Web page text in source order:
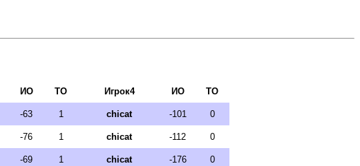
ИО ТО Игрок4 ИО ТО
-63 1 chicat -101 0
-76 1 chicat -112 0
-69 1 chicat -176 0